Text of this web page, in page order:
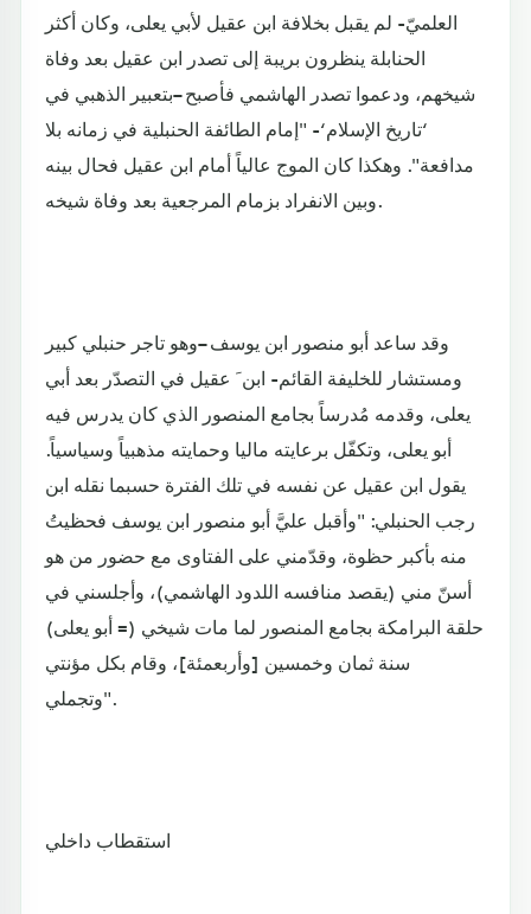
العلميّ- لم يقبل بخلافة ابن عقيل لأبي يعلى، وكان أكثر
الحنابلة ينظرون بريبة إلى تصدر ابن عقيل بعد وفاة
شيخهم، ودعموا تصدر الهاشمي فأصبح –بتعبير الذهبي في
‘تاريخ الإسلام‘- "إمام الطائفة الحنبلية في زمانه بلا
مدافعة". وهكذا كان الموج عالياً أمام ابن عقيل فحال بينه
وبين الانفراد بزمام المرجعية بعد وفاة شيخه.
وقد ساعد أبو منصور ابن يوسف –وهو تاجر حنبلي كبير
ومستشار للخليفة القائم- ابن َ عقيل في التصدّر بعد أبي
يعلى، وقدمه مُدرساً بجامع المنصور الذي كان يدرس فيه
أبو يعلى، وتكفّل برعايته ماليا وحمايته مذهبياً وسياسياً.
يقول ابن عقيل عن نفسه في تلك الفترة حسبما نقله ابن
رجب الحنبلي: "وأقبل عليَّ أبو منصور ابن يوسف فحظيتُ
منه بأكبر حظوة، وقدّمني على الفتاوى مع حضور من هو
أسنّ مني (يقصد منافسه اللدود الهاشمي)، وأجلسني في
حلقة البرامكة بجامع المنصور لما مات شيخي (= أبو يعلى)
سنة ثمان وخمسين [وأربعمئة]، وقام بكل مؤنتي
وتجملي".
استقطاب داخلي